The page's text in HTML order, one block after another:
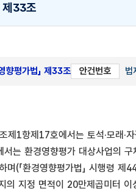
제33조
향평가법」 제33조 안건번호
조제1항제17호에서는 토석·모
는 환경영향평가 대상사업의 구
며(「환경영향평가법」 시행령
의 지정 면적이 20만제곱미터 이